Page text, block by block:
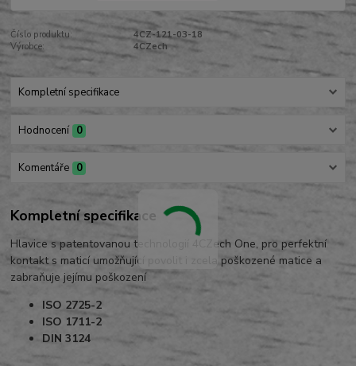
Číslo produktu:
4CZ-121-03-18
Výrobce:
4CZech
Kompletní specifikace
Hodnocení 0
Komentáře 0
Kompletní specifikace
Hlavice s patentovanou technologií 4CZech One, pro perfektní
kontakt s maticí umožňující povolit i zcela poškozené matice a
zabraňuje jejímu poškození
ISO 2725-2
ISO 1711-2
DIN 3124